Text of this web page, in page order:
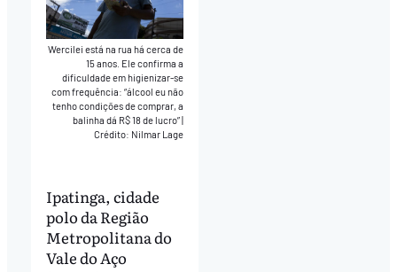
Wercilei está na rua há cerca de
15 anos. Ele confirma a
dificuldade em higienizar-se
com frequência: “álcool eu não
tenho condições de comprar, a
balinha dá R$ 18 de lucro”|
Crédito: Nilmar Lage
Ipatinga, cidade
polo da Região
Metropolitana do
Vale do Aço